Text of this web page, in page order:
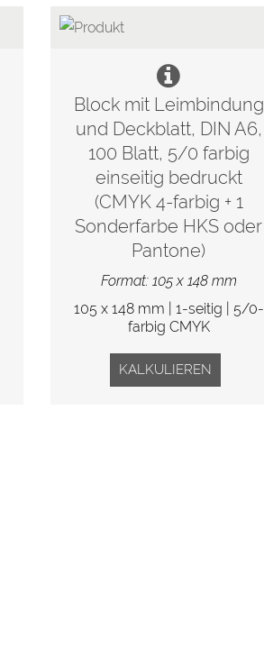
Block mit Leimbindung
und Deckblatt, DIN A6,
100 Blatt, 5/0 farbig
einseitig bedruckt
(CMYK 4-farbig + 1
Sonderfarbe HKS oder
Pantone)
Format: 105 x 148 mm
105 x 148 mm | 1-seitig | 5/0-
farbig CMYK
KALKULIEREN